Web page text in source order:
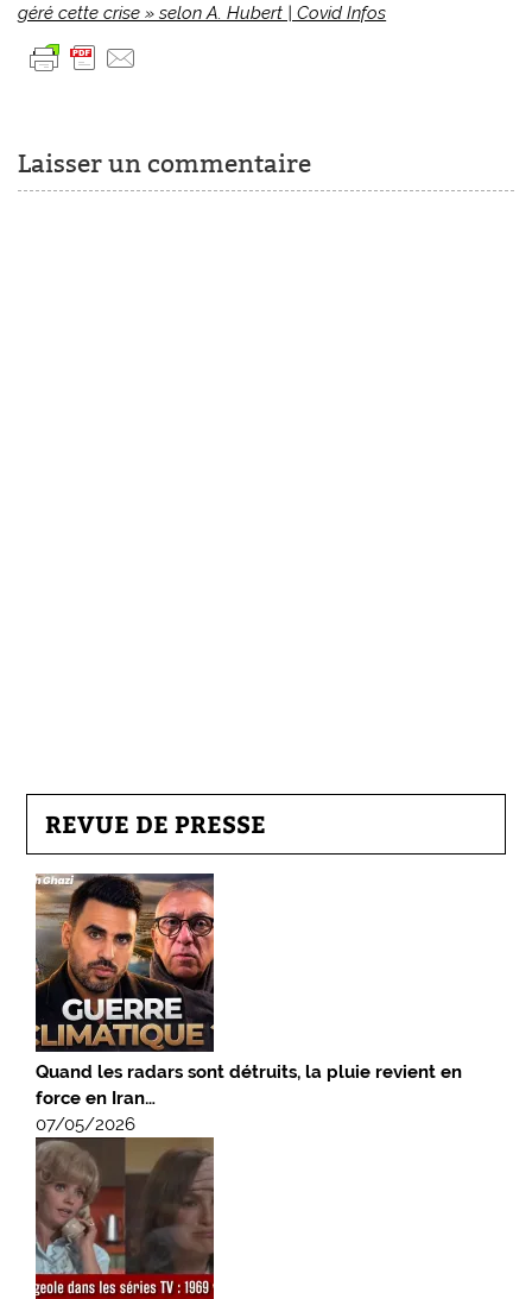
géré cette crise » selon A. Hubert | Covid Infos
Laisser un commentaire
REVUE DE PRESSE
Quand les radars sont détruits, la pluie revient en
force en Iran…
07/05/2026